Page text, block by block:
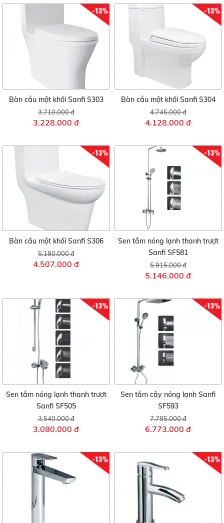
-13%
Bàn cầu một khối Sanfi S303
3.710.000 đ
3.228.000 đ
-13%
Bàn cầu một khối Sanfi S304
4.745.000 đ
4.128.000 đ
-13%
Bàn cầu một khối Sanfi S306
5.180.000 đ
4.507.000 đ
-13%
Sen tắm nóng lạnh thanh trượt
Sanfi SF581
5.915.000 đ
5.146.000 đ
-13%
Sen tắm nóng lạnh thanh trượt
Sanfi SF505
3.540.000 đ
3.080.000 đ
-13%
Sen tắm cây nóng lạnh Sanfi
SF593
7.785.000 đ
6.773.000 đ
-13% -13%